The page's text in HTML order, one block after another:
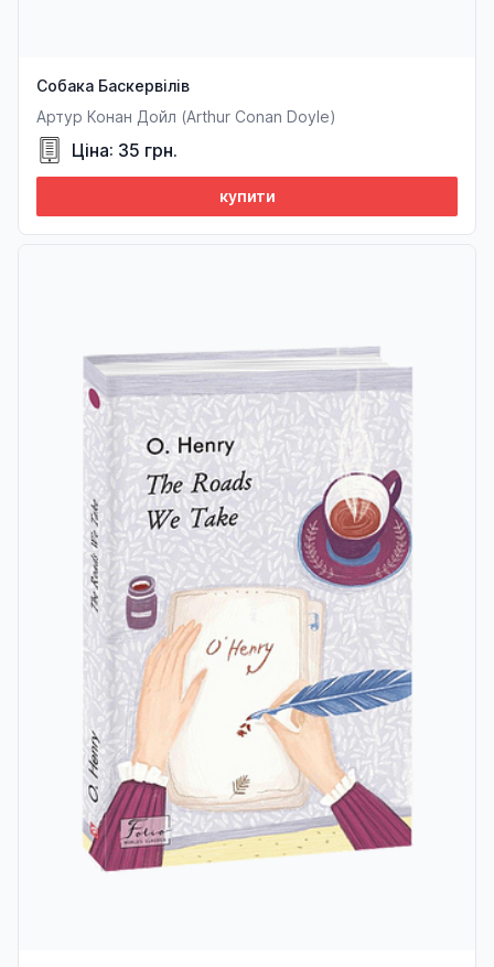
Собака Баскервілів
Артур Конан Дойл (Arthur Conan Doyle)
Ціна: 35 грн.
купити